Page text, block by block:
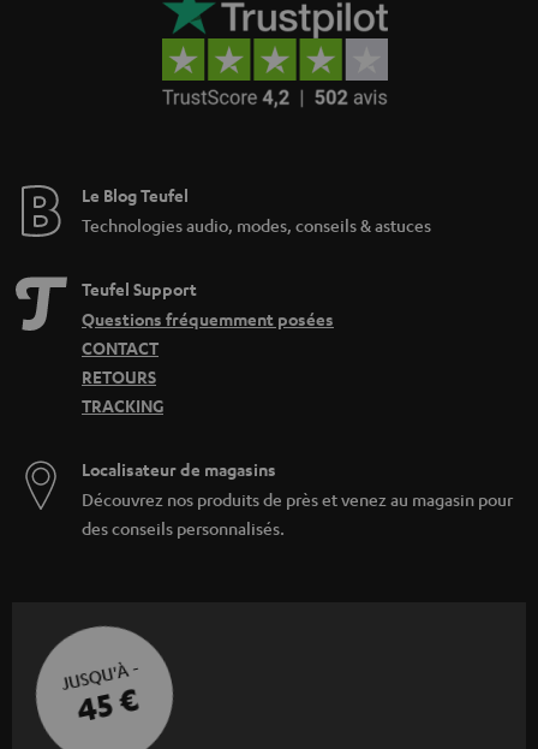
Le Blog Teufel
Technologies audio, modes, conseils & astuces
Teufel Support
Questions fréquemment posées
CONTACT
RETOURS
TRACKING
Localisateur de magasins
Découvrez nos produits de près et venez au magasin pour
des conseils personnalisés.
JUSQU'À -
45 €